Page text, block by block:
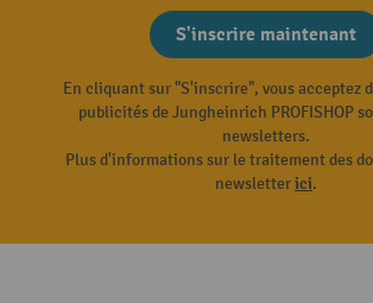
S'inscrire maintenant
En cliquant sur "S'inscrire", vous acceptez
publicités de Jungheinrich PROFISHOP
newsletters.
Plus d'informations sur le traitement des
newsletterici.